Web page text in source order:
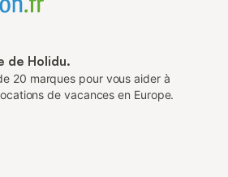
de Holidu.
20 marques pour vous aider à
de vacances en Europe.